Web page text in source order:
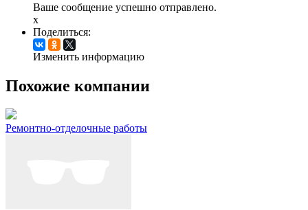
Ваше сообщение успешно отправлено.
x
Поделиться:
Изменить информацию
Похожие компании
Ремонтно-отделочные работы